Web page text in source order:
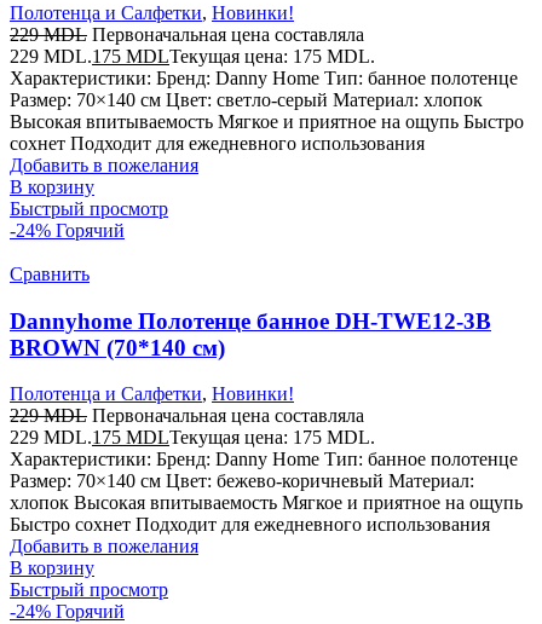
Полотенца и Салфетки, Новинки!
229MDL Первоначальная цена составляла
229 MDL.175 MDLТекущая цена: 175 MDL.
Характеристики: Бренд: Danny Home Тип: банное полотенце
Размер: 70×140 см Цвет: светло-серый Материал: хлопок
Высокая впитываемость Мягкое и приятное на ощупь Быстро
сохнет Подходит для ежедневного использования
Добавить в пожелания
В корзину
Быстрый просмотр
-24% Горячий
Сравнить
Dannyhome Полотенце банное DH-TWE12-3B
BROWN (70*140 см)
Полотенца и Салфетки, Новинки!
229MDL Первоначальная цена составляла
229 MDL.175 MDLТекущая цена: 175 MDL.
Характеристики: Бренд: Danny Home Тип: банное полотенце
Размер: 70×140 см Цвет: бежево-коричневый Материал:
хлопок Высокая впитываемость Мягкое и приятное на ощупь
Быстро сохнет Подходит для ежедневного использования
Добавить в пожелания
В корзину
Быстрый просмотр
-24% Горячий